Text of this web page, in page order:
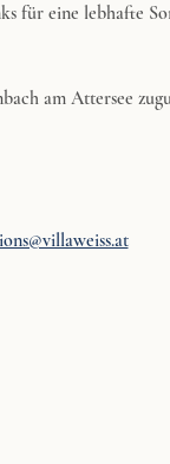
für eine lebhafte
am Attersee